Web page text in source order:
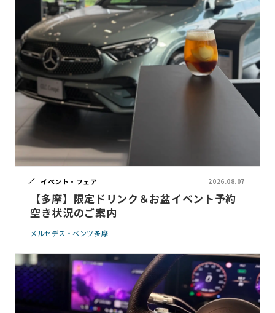
イベント・フェア 2026.08.07
【多摩】限定ドリンク＆お盆イベント予約
空き状況のご案内
メルセデス・ベンツ多摩